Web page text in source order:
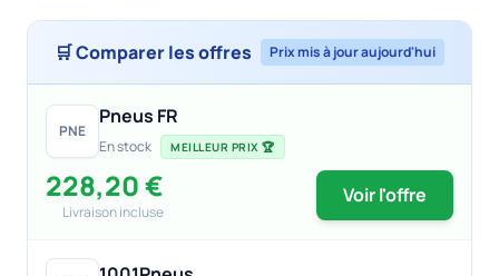
🛒 Comparer les offres Prix mis à jour aujourd'hui
PNE
Pneus FR
En stock MEILLEUR PRIX 🏆
228,20 €
Livraison incluse
Voir l'offre